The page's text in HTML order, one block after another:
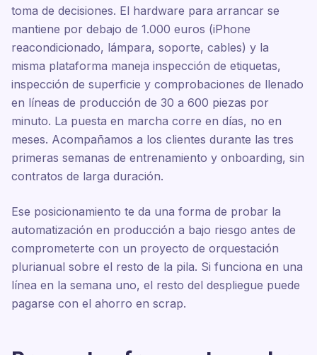
toma de decisiones. El hardware para arrancar se
mantiene por debajo de 1.000 euros (iPhone
reacondicionado, lámpara, soporte, cables) y la
misma plataforma maneja inspección de etiquetas,
inspección de superficie y comprobaciones de llenado
en líneas de producción de 30 a 600 piezas por
minuto. La puesta en marcha corre en días, no en
meses. Acompañamos a los clientes durante las tres
primeras semanas de entrenamiento y onboarding, sin
contratos de larga duración.
Ese posicionamiento te da una forma de probar la
automatización en producción a bajo riesgo antes de
comprometerte con un proyecto de orquestación
plurianual sobre el resto de la pila. Si funciona en una
línea en la semana uno, el resto del despliegue puede
pagarse con el ahorro en scrap.